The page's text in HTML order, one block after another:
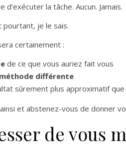
d’exécuter la tâche. Aucun. Jamais.
pourtant, je le sais.
certainement :
de ce que vous auriez fait vous
méthode différente
sûrement plus approximatif que
et abstenez-vous de donner
de vous